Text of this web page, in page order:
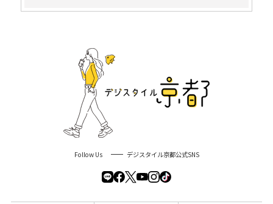
Follow Us デジスタイル京都公式SNS